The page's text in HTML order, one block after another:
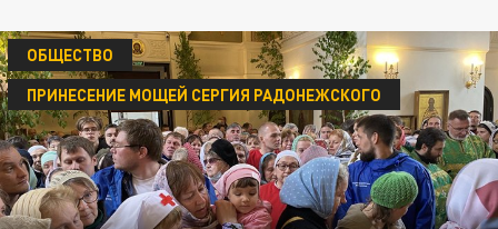
ОБЩЕСТВО
ПРИНЕСЕНИЕ МОЩЕЙ СЕРГИЯ РАДОНЕЖСКОГО